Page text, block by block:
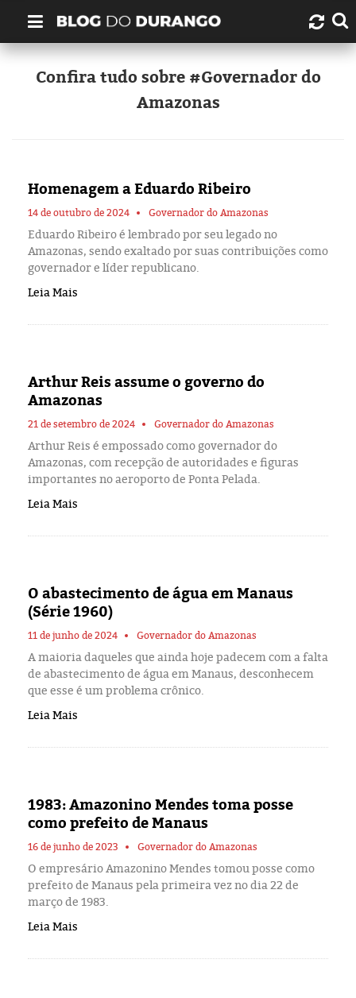
Quem é Durango Duarte?
Links úteis
Artigos
Amazonas
Manaus
Política
Livros
Confira tudo sobre #Governador do
Amazonas
Homenagem a Eduardo Ribeiro
14 de outubro de 2024 Governador do Amazonas
Eduardo Ribeiro é lembrado por seu legado no
Amazonas, sendo exaltado por suas contribuições como
governador e líder republicano.
Leia Mais
Arthur Reis assume o governo do
Amazonas
21 de setembro de 2024 Governador do Amazonas
Arthur Reis é empossado como governador do
Amazonas, com recepção de autoridades e figuras
importantes no aeroporto de Ponta Pelada.
Leia Mais
O abastecimento de água em Manaus
(Série 1960)
11 de junho de 2024 Governador do Amazonas
A maioria daqueles que ainda hoje padecem com a falta
de abastecimento de água em Manaus, desconhecem
que esse é um problema crônico.
Leia Mais
1983: Amazonino Mendes toma posse
como prefeito de Manaus
16 de junho de 2023 Governador do Amazonas
O empresário Amazonino Mendes tomou posse como
prefeito de Manaus pela primeira vez no dia 22 de
março de 1983.
Leia Mais